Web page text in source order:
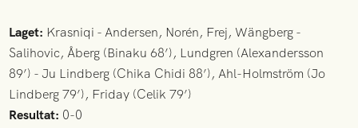
Laget: Krasniqi - Andersen, Norén, Frej, Wängberg -
Salihovic, Åberg (Binaku 68’), Lundgren (Alexandersson
89’) - Ju Lindberg (Chika Chidi 88’), Ahl-Holmström (Jo
Lindberg 79’), Friday (Celik 79’)
Resultat: 0-0